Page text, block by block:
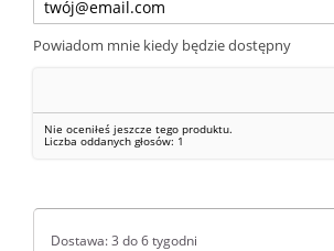
Powiadom mnie kiedy będzie dostępny
Nie oceniłeś jeszcze tego produktu.
Liczba oddanych głosów: 1
Dostawa: 3 do 6 tygodni